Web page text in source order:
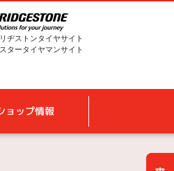
ヂストンタイヤサイト
タータイヤマンサイト
ョップ情報